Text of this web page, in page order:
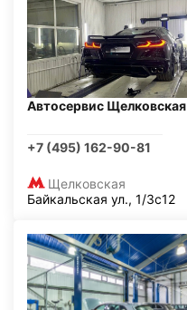
Автосервис Щелковская
+7 (495) 162-90-81
Щелковская
Байкальская ул., 1/3с12